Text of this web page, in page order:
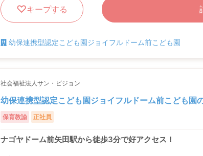
キープする
幼保連携型認定こども園ジョイフルドーム前こども園
社会福祉法人サン・ビジョン
幼保連携型認定こども園ジョイフルドーム前こども園
保育教諭 正社員
ナゴヤドーム前矢田駅から徒歩3分で好アクセス！